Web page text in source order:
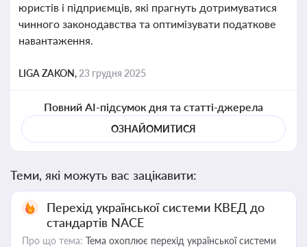
юристів і підприємців, які прагнуть дотримуватися
чинного законодавства та оптимізувати податкове
навантаження.
LIGA ZAKON, 23 грудня 2025
Повний AI-підсумок дня та статті-джерела
ОЗНАЙОМИТИСЯ
Теми, які можуть вас зацікавити:
Перехід української системи КВЕД до
стандартів NACE
Про що тема: Тема охоплює перехід української системи